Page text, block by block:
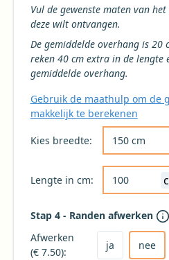
Vul de gewenste maten van het het
deze wilt ontvangen.
De gemiddelde overhang is 20
reken 40 cm extra in de lengte en de breedte voor een
gemiddelde overhang.
Gebruik de maathulp om de
makkelijk te berekenen
Kies breedte:
Lengte in cm:
Stap 4 - Randen afwerken
Afwerken
(€ 7.50):
ja
Kies ja om het
nee
Kies nee voor